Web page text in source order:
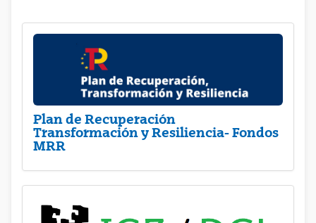
Plan de Recuperación
Transformación y Resiliencia- Fondos
MRR